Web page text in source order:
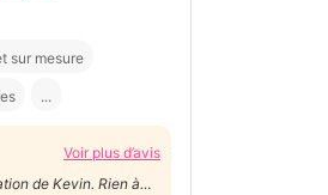
sur mesure
...
Voir plus d’avis
de Kevin. Rien à